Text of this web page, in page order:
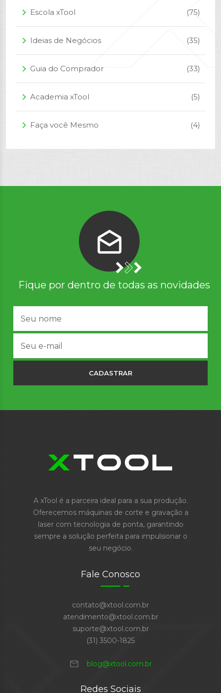
arrow_forward_ios Escola xTool (75)
arrow_forward_ios Ideias de Negócios (35)
arrow_forward_ios Guia do Comprador (33)
arrow_forward_ios Academia xTool (5)
arrow_forward_ios Faça você Mesmo (4)
Fique por dentro de todas as novidades
CADASTRAR
A xTool é a parceira ideal para a sua produção.
Oferecemos máquinas de corte e gravação a
laser com tecnologia de ponta, garantindo
sempre a solução perfeita para impulsionar o
seu negócio.
Fale Conosco
contato@xtool.com.br
atendimento@xtool.com.br
suporte@xtool.com.br
(31) 3500-1825
mail blog@xtool.com.br
Redes Sociais